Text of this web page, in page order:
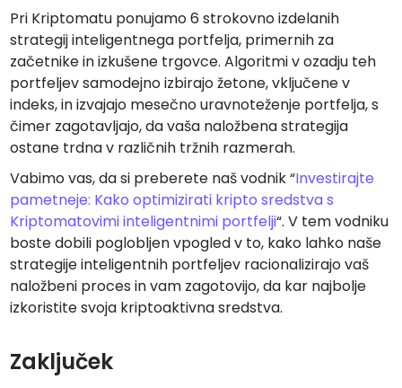
Pri Kriptomatu ponujamo 6 strokovno izdelanih
strategij inteligentnega portfelja, primernih za
začetnike in izkušene trgovce. Algoritmi v ozadju teh
portfeljev samodejno izbirajo žetone, vključene v
indeks, in izvajajo mesečno uravnoteženje portfelja, s
čimer zagotavljajo, da vaša naložbena strategija
ostane trdna v različnih tržnih razmerah.
Vabimo vas, da si preberete naš vodnik “Investirajte
pametneje: Kako optimizirati kripto sredstva s
Kriptomatovimi inteligentnimi portfelji“. V tem vodniku
boste dobili poglobljen vpogled v to, kako lahko naše
strategije inteligentnih portfeljev racionalizirajo vaš
naložbeni proces in vam zagotovijo, da kar najbolje
izkoristite svoja kriptoaktivna sredstva.
Zaključek